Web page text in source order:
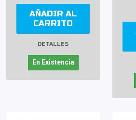
AÑADIR AL
CARRITO
DETALLES
En Existencia